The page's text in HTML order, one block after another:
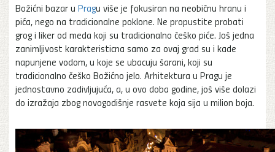
Božićni bazar u Pragu više je fokusiran na neobičnu hranu i
pića, nego na tradicionalne poklone. Ne propustite probati
grog i liker od meda koji su tradicionalno češko piće. Još jedna
zanimljivost karakteristicna samo za ovaj grad su i kade
napunjene vodom, u koje se ubacuju šarani, koji su
tradicionalno češko Božićno jelo. Arhitektura u Pragu je
jednostavno zadivljujuća, a, u ovo doba godine, još više dolazi
do izražaja zbog novogodišnje rasvete koja sija u milion boja.